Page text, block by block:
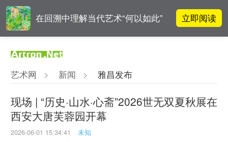
在回溯中理解当代艺术“何以如此” 立即阅读
影响力榜单
吕晓：北京画院两个中心十年 跨学
科带来齐白石研究新突破
翟莫梵：绘画少年的广阔天空
艺术网 > 新闻 > 雅昌发布
现场 | “历史·山水·心斋”2026世无双夏秋展在
西安大唐芙蓉园开幕
2026-06-01 15:34:41 未知